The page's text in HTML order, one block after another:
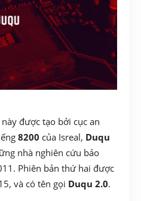
được tạo bởi cục an
8200 của Isreal, Duqu
nhà nghiên cứu bảo
Phiên bản thứ hai được
và có tên gọi Duqu 2.0.